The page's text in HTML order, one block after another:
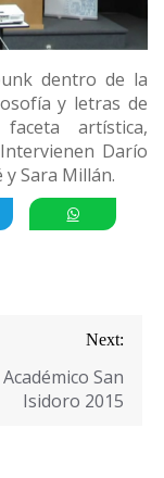
dentro de la
y letras de
artística,
Darío
Sara Millán.
Next:
San
Isidoro 2015